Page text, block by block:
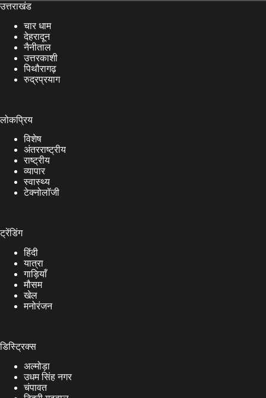
उत्तराखंड
चार धाम
देहरादून
नैनीताल
उत्तरकाशी
पिथौरागढ़
रुद्रप्रयाग
लोकप्रिय
विशेष
अंतरराष्ट्रीय
राष्ट्रीय
व्यापार
स्वास्थ्य
टेक्नोलॉजी
ट्रेंडिंग
हिंदी
यात्रा
गाड़ियाँ
मौसम
खेल
मनोरंजन
डिस्ट्रिक्स
अल्मोड़ा
उधम सिंह नगर
चंपावत